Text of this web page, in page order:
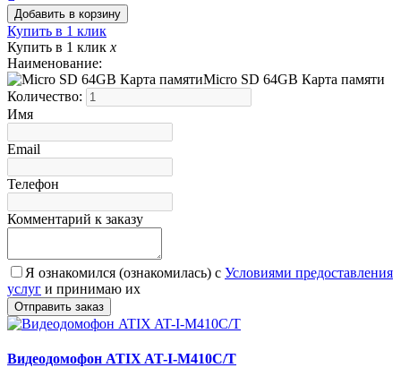
Купить в 1 клик
Купить в 1 клик x
Наименование:
Micro SD 64GB Карта памяти
Количество:
Имя
Email
Телефон
Комментарий к заказу
Я ознакомился (ознакомилась) с Условиями предоставления
услуг и принимаю их
Видеодомофон ATIX AT-I-М410C/T